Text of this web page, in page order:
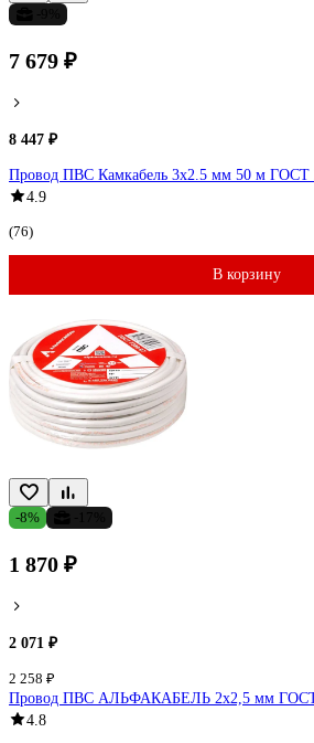
7 679 ₽
8 447 ₽
Провод ПВС Камкабель 3x2.5 мм 50 м ГОСТ
4.9
(76)
В корзину
-8%
1 870 ₽
2 071 ₽
2 258 ₽
Провод ПВС АЛЬФАКАБЕЛЬ 2х2,5 мм ГОСТ
4.8